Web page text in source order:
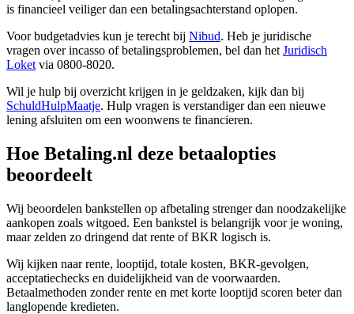
is financieel veiliger dan een betalingsachterstand oplopen.
Voor budgetadvies kun je terecht bij Nibud. Heb je juridische
vragen over incasso of betalingsproblemen, bel dan het Juridisch
Loket via 0800-8020.
Wil je hulp bij overzicht krijgen in je geldzaken, kijk dan bij
SchuldHulpMaatje. Hulp vragen is verstandiger dan een nieuwe
lening afsluiten om een woonwens te financieren.
Hoe Betaling.nl deze betaalopties
beoordeelt
Wij beoordelen bankstellen op afbetaling strenger dan noodzakelijke
aankopen zoals witgoed. Een bankstel is belangrijk voor je woning,
maar zelden zo dringend dat rente of BKR logisch is.
Wij kijken naar rente, looptijd, totale kosten, BKR-gevolgen,
acceptatiechecks en duidelijkheid van de voorwaarden.
Betaalmethoden zonder rente en met korte looptijd scoren beter dan
langlopende kredieten.